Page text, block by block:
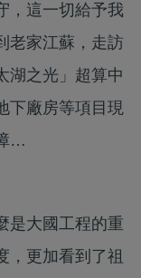
，這一切給予我
老家江蘇，走訪
湖之光」超算中
下廠房等項目現
…
是大國工程的重
，更加看到了祖